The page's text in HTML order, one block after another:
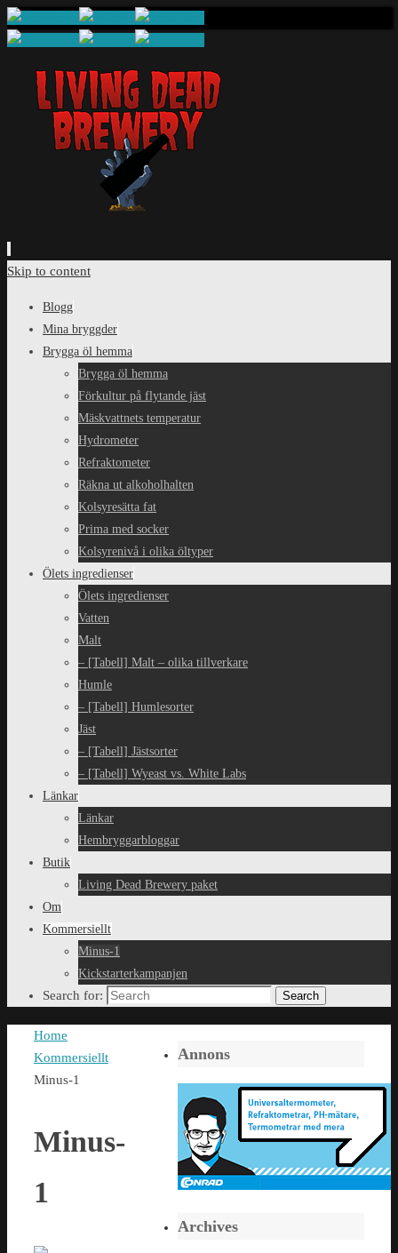
Skip to content
Blogg
Mina bryggder
Brygga öl hemma
Brygga öl hemma
Förkultur på flytande jäst
Mäskvattnets temperatur
Hydrometer
Refraktometer
Räkna ut alkoholhalten
Kolsyresätta fat
Prima med socker
Kolsyrenivå i olika öltyper
Ölets ingredienser
Ölets ingredienser
Vatten
Malt
– [Tabell] Malt – olika tillverkare
Humle
– [Tabell] Humlesorter
Jäst
– [Tabell] Jästsorter
– [Tabell] Wyeast vs. White Labs
Länkar
Länkar
Hembryggarbloggar
Butik
Living Dead Brewery paket
Om
Kommersiellt
Minus-1
Kickstarterkampanjen
Search for: Search
Home
Kommersiellt
Minus-1
Minus-
1
Annons
Archives